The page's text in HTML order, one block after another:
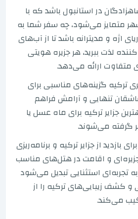
در استانبول باشد که با
متمایز می‌شود، چه سفر شما به
اژه و مدیترانه باشد تا از آب‌های
لذت ببرید، هر جزیره هویتی
متفاوت ارائه می‌دهد.
ترکیه گزینه‌های مناسبی برای
تنهایی و آرامش فراهم
جزایر ترکیه برای ماه عسل یا
گرفته می‌شوند.
بازدید از جزایر ترکیه و برنامه‌ریزی
و اقامت در هتل‌های مناسب
تجربه‌ای استثنایی تبدیل می‌شود
کشف زیبایی‌های ترکیه را از
می‌کند.